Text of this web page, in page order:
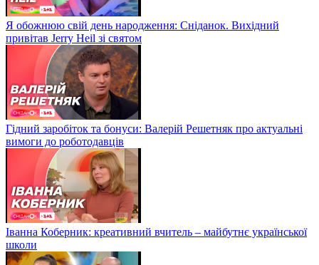
Я обожнюю свій день народження: Сніданок. Вихідний
привітав Jerry Heil зі святом
Гідний заробіток та бонуси: Валерій Решетняк про актуальні
вимоги до роботодавців
Іванна Коберник: креативний вчитель – майбутнє української
школи